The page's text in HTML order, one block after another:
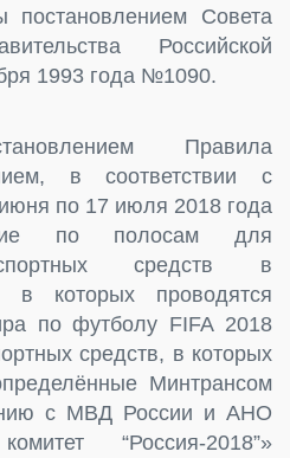
постановлением Совета
Российской
1993 года №1090.
Правила
в соответствии с
по 17 июля 2018 года
по полосам для
средств в
в которых проводятся
по футболу FIFA 2018
средств, в которых
Минтрансом
с МВД России и АНО
“Россия-2018”»